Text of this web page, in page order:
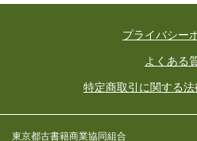
プライバシー
よくある
特定商取引に関する
東京都古書籍商業協同組合